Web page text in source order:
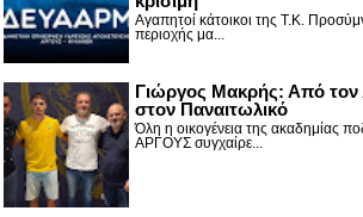
Αγαπητοί κάτοικοι της Τ.Κ.
περιοχής μα...
Γιώργος Μακρής: Από τον
στον Παναιτωλικό
Όλη η οικογένεια της ακαδημίας
ΑΡΓΟΥΣ συγχαίρε...